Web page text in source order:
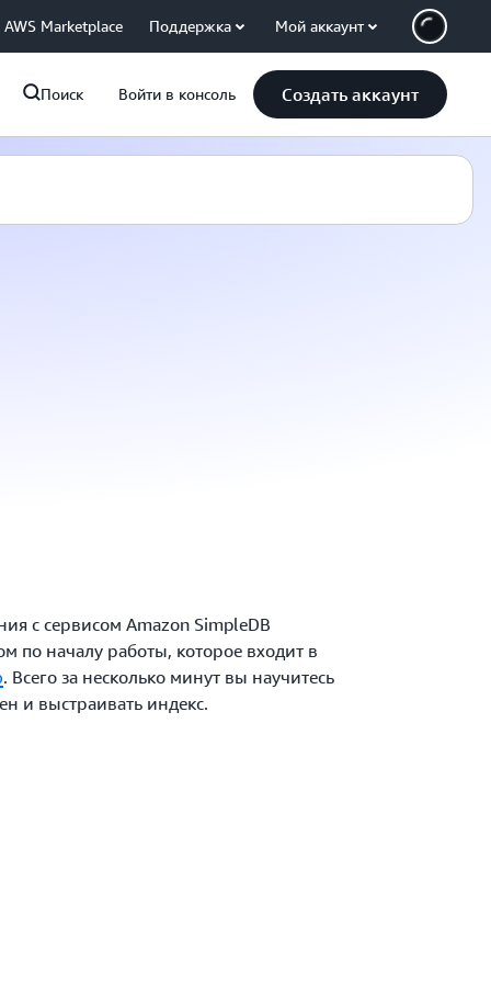
AWS Marketplace Поддержка Мой аккаунт
Поиск Войти в консоль Создать аккаунт
с сервисом Amazon SimpleDB
по началу работы, которое входит в
. Всего за несколько минут вы научитесь
и выстраивать индекс.